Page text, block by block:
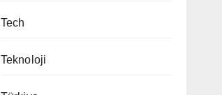
Tech
Teknoloji